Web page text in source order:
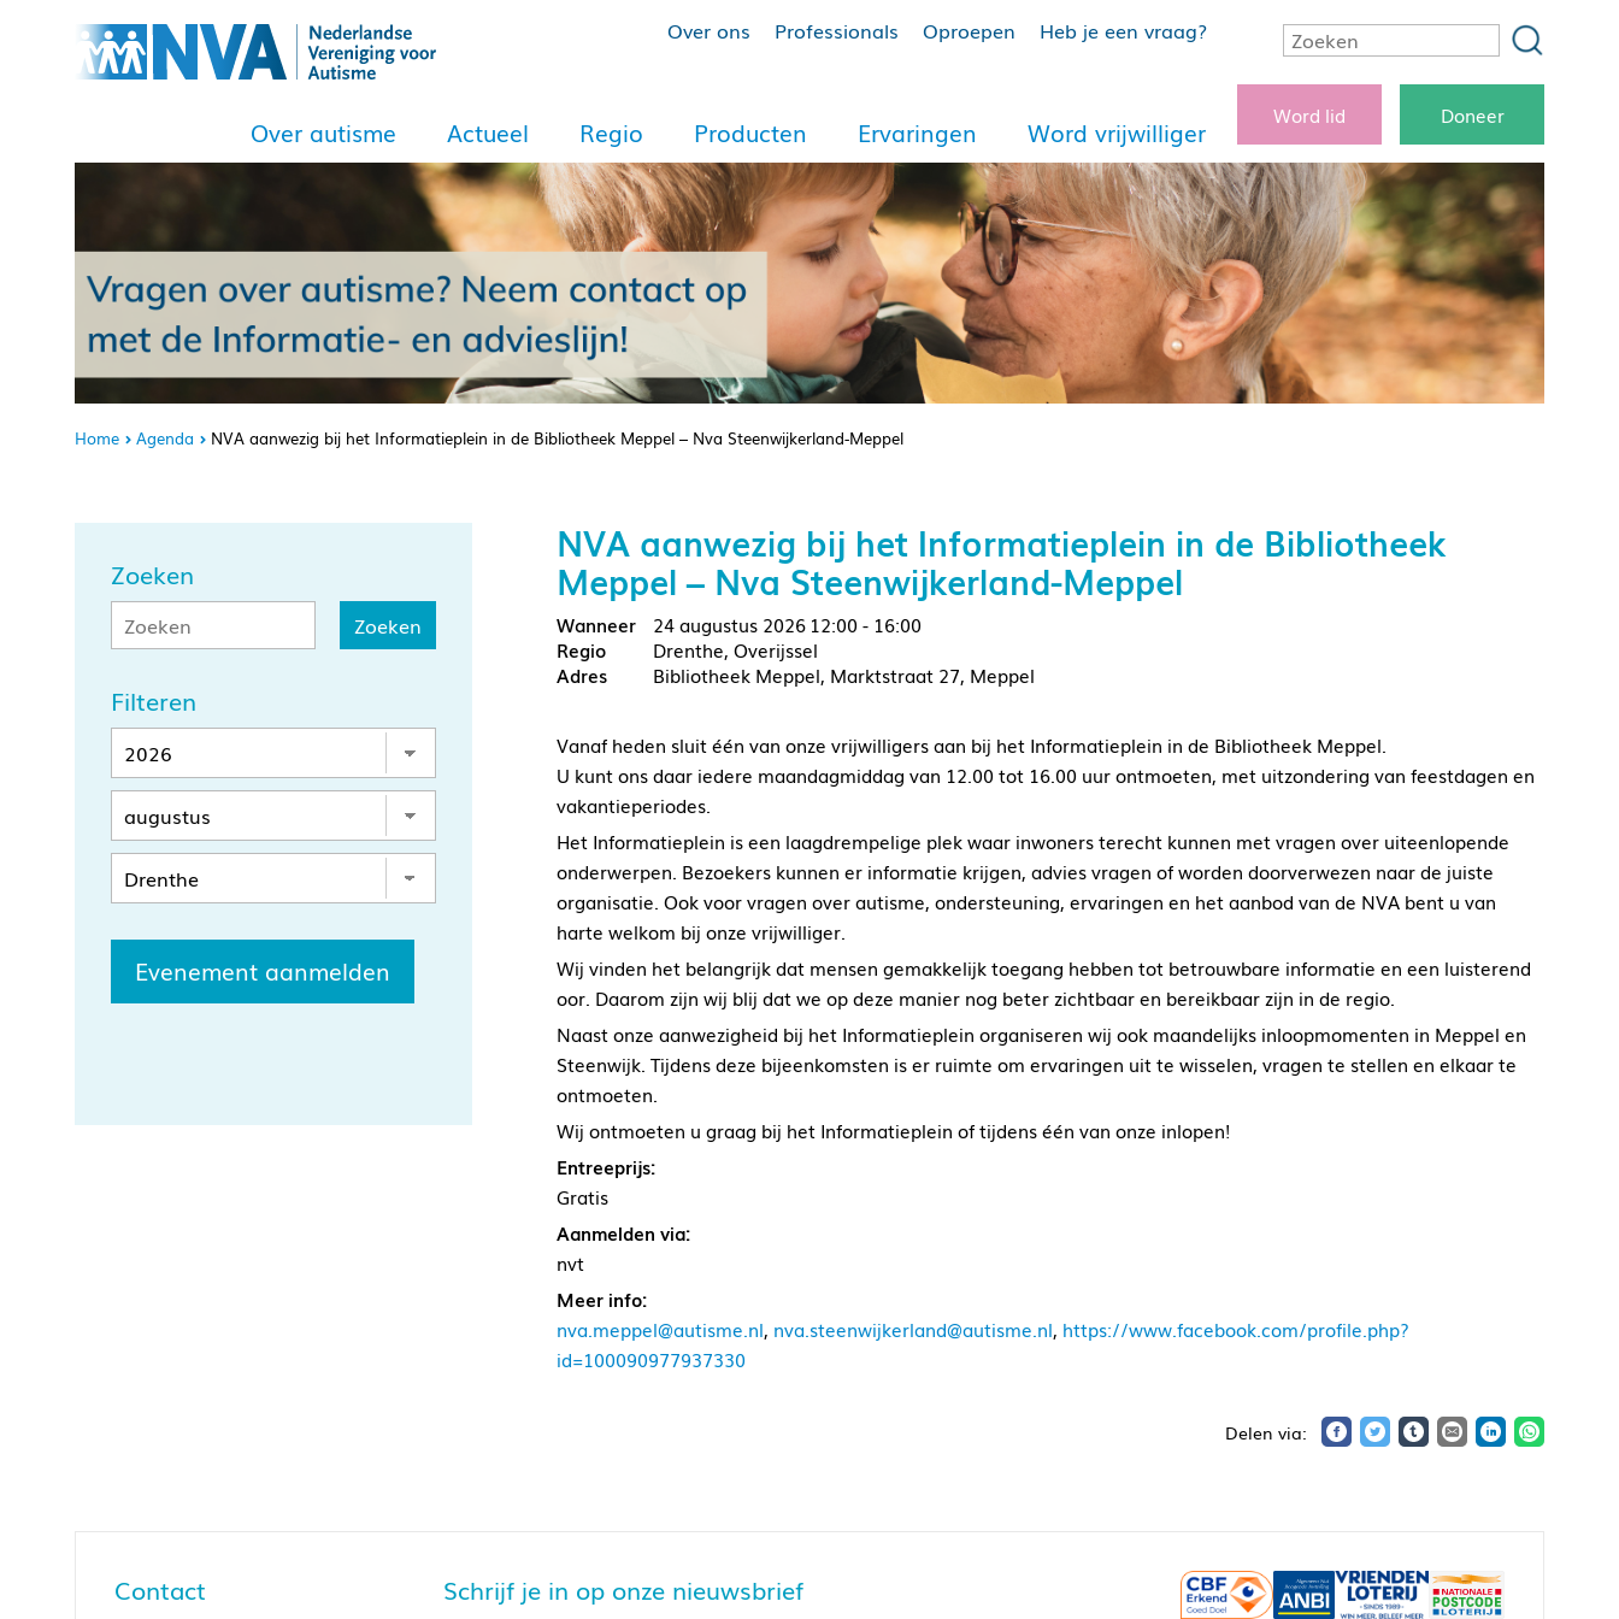
Over ons Professionals Oproepen Heb je een vraag?
Over autisme Actueel Regio Producten Ervaringen Word vrijwilliger
Word lid Doneer
Home Agenda NVA aanwezig bij het Informatieplein in de Bibliotheek Meppel – Nva Steenwijkerland-Meppel
Zoeken
Filteren
Evenement aanmelden
NVA aanwezig bij het Informatieplein in de Bibliotheek
Meppel – Nva Steenwijkerland-Meppel
24 augustus 2026 12:00 - 16:00
Drenthe, Overijssel
Bibliotheek Meppel, Marktstraat 27, Meppel
Vanaf heden sluit één van onze vrijwilligers aan bij het Informatieplein in de Bibliotheek Meppel.
U kunt ons daar iedere maandagmiddag van 12.00 tot 16.00 uur ontmoeten, met uitzondering van feestdagen en
vakantieperiodes.
Het Informatieplein is een laagdrempelige plek waar inwoners terecht kunnen met vragen over uiteenlopende
onderwerpen. Bezoekers kunnen er informatie krijgen, advies vragen of worden doorverwezen naar de juiste
organisatie. Ook voor vragen over autisme, ondersteuning, ervaringen en het aanbod van de NVA bent u van
harte welkom bij onze vrijwilliger.
Wij vinden het belangrijk dat mensen gemakkelijk toegang hebben tot betrouwbare informatie en een luisterend
oor. Daarom zijn wij blij dat we op deze manier nog beter zichtbaar en bereikbaar zijn in de regio.
Naast onze aanwezigheid bij het Informatieplein organiseren wij ook maandelijks inloopmomenten in Meppel en
Steenwijk. Tijdens deze bijeenkomsten is er ruimte om ervaringen uit te wisselen, vragen te stellen en elkaar te
ontmoeten.
Wij ontmoeten u graag bij het Informatieplein of tijdens één van onze inlopen!
Entreeprijs:
Gratis
Aanmelden via:
nvt
Meer info:
nva.meppel@autisme.nl, nva.steenwijkerland@autisme.nl, https://www.facebook.com/profile.php?
id=100090977937330
Contact Schrijf je in op onze nieuwsbrief